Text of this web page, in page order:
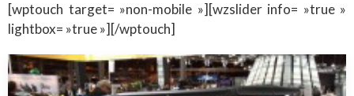
[wptouch target= »non-mobile »][wzslider info= »true »
lightbox= »true »][/wptouch]